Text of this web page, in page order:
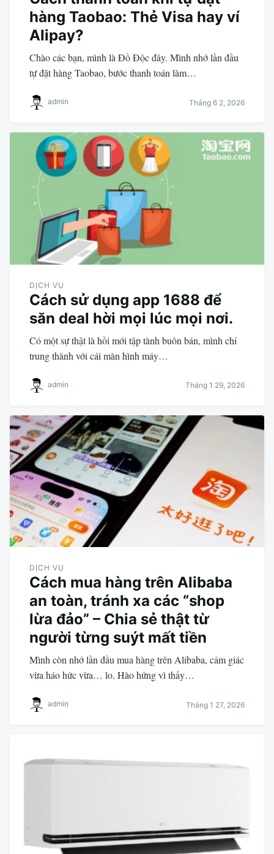
hàng Taobao: Thẻ Visa hay ví
Alipay?
Chào các bạn, mình là Đồ Độc đây. Mình nhớ lần đầu
tự đặt hàng Taobao, bước thanh toán làm…
admin Tháng 6 2, 2026
DỊCH VỤ
Cách sử dụng app 1688 để
săn deal hời mọi lúc mọi nơi.
Có một sự thật là hồi mới tập tành buôn bán, mình chỉ
trung thành với cái màn hình máy…
admin Tháng 1 29, 2026
DỊCH VỤ
Cách mua hàng trên Alibaba
an toàn, tránh xa các “shop
lừa đảo” – Chia sẻ thật từ
người từng suýt mất tiền
Mình còn nhớ lần đầu mua hàng trên Alibaba, cảm giác
vừa háo hức vừa… lo. Hào hứng vì thấy…
admin Tháng 1 27, 2026